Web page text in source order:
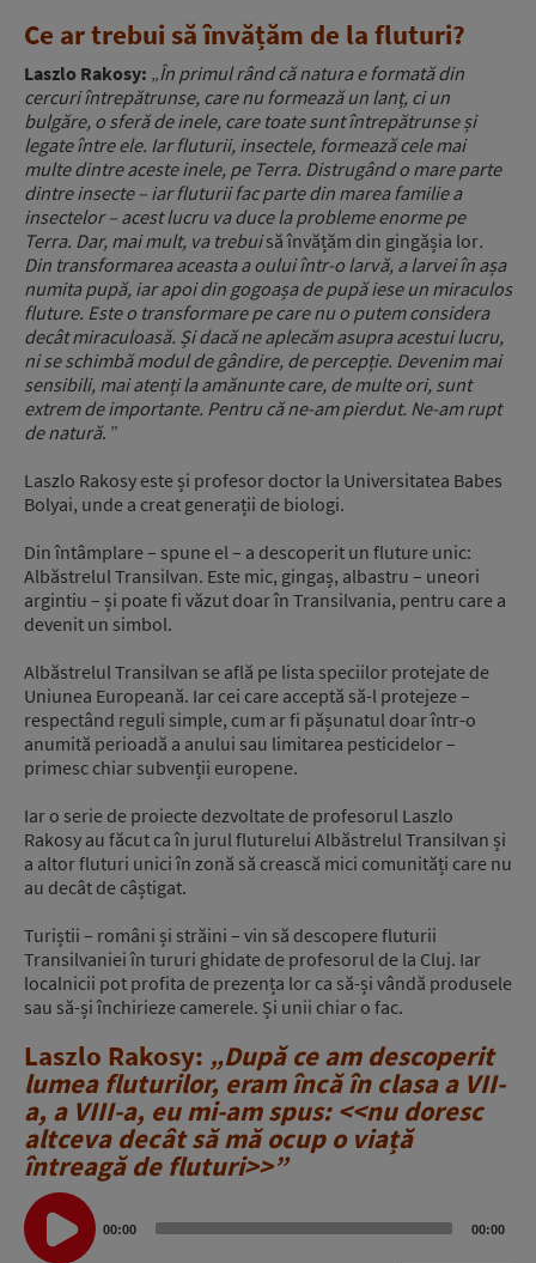
Ce ar trebui să învățăm de la fluturi?
Laszlo Rakosy: „În primul rând că natura e formată din
cercuri întrepătrunse, care nu formează un lanț, ci un
bulgăre, o sferă de inele, care toate sunt întrepătrunse și
legate între ele. Iar fluturii, insectele, formează cele mai
multe dintre aceste inele, pe Terra. Distrugând o mare parte
dintre insecte – iar fluturii fac parte din marea familie a
insectelor – acest lucru va duce la probleme enorme pe
Terra. Dar, mai mult, va trebuisă învățăm din gingășia lor.
Din transformarea aceasta a oului într-o larvă, a larvei în așa
numita pupă, iar apoi din gogoașa de pupă iese un miraculos
fluture. Este o transformare pe care nu o putem considera
decât miraculoasă. Și dacă ne aplecăm asupra acestui lucru,
ni se schimbă modul de gândire, de percepție. Devenim mai
sensibili, mai atenți la amănunte care, de multe ori, sunt
extrem de importante. Pentru că ne-am pierdut. Ne-am rupt
de natură. ”
Laszlo Rakosy este și profesor doctor la Universitatea Babes
Bolyai, unde a creat generații de biologi.
Din întâmplare – spune el – a descoperit un fluture unic:
Albăstrelul Transilvan. Este mic, gingaș, albastru – uneori
argintiu – și poate fi văzut doar în Transilvania, pentru care a
devenit un simbol.
Albăstrelul Transilvan se află pe lista speciilor protejate de
Uniunea Europeană. Iar cei care acceptă să-l protejeze –
respectând reguli simple, cum ar fi pășunatul doar într-o
anumită perioadă a anului sau limitarea pesticidelor –
primesc chiar subvenții europene.
Iar o serie de proiecte dezvoltate de profesorul Laszlo
Rakosy au făcut ca în jurul fluturelui Albăstrelul Transilvan și
a altor fluturi unici în zonă să crească mici comunități care nu
au decât de câștigat.
Turiștii – români și străini – vin să descopere fluturii
Transilvaniei în tururi ghidate de profesorul de la Cluj. Iar
localnicii pot profita de prezența lor ca să-și vândă produsele
sau să-și închirieze camerele. Și unii chiar o fac.
Laszlo Rakosy: „După ce am descoperit
lumea fluturilor, eram încă în clasa a VII-
a, a VIII-a, eu mi-am spus: <<nu doresc
altceva decât să mă ocup o viață
întreagă de fluturi>>”
Audio
Player
00:00 00:00